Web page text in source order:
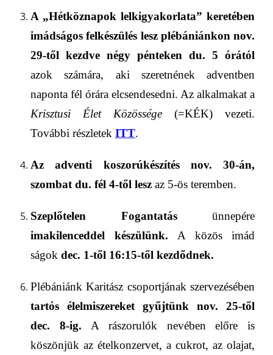
A „Hétköznapok lelkigyakorlata” keretében
imádságos felkészülés lesz plébániánkon nov.
29-től kezdve négy pénteken du. 5 órától
azok számára, aki szeretnének adventben
naponta fél órára elcsendesedni. Az alkalmakat a
Krisztusi Élet Közössége (=KÉK)
vezeti.
További részletek ITT.
Az adventi koszorúkészítés nov. 30-án,
szombat du. fél 4-től lesz az 5-ös teremben.
Szeplőtelen Fogantatás ünnepére
imakilenceddel készülünk. A közös imád
ságok dec. 1-től 16:15-től kezdődnek.
PlébániánkKaritász csoportjának szervezésében
tartós élelmiszereket gyűjtünk nov. 25-től
dec. 8-ig.A rászorulók nevében előre is
köszönjük az ételkonzervet, a cukrot, az olajat,